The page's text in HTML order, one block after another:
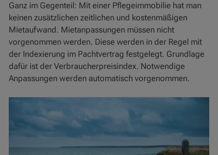
Ganz im Gegenteil: Mit einer Pflegeimmobilie hat man
keinen zusätzlichen zeitlichen und kostenmäßigen
Mietaufwand. Mietanpassungen müssen nicht
vorgenommen werden. Diese werden in der Regel mit
der Indexierung im Pachtvertrag festgelegt. Grundlage
dafür ist der Verbraucherpreisindex. Notwendige
Anpassungen werden automatisch vorgenommen.